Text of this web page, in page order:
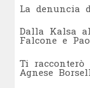
La denuncia
Dalla Kalsa
Falcone e
Ti
Agnese